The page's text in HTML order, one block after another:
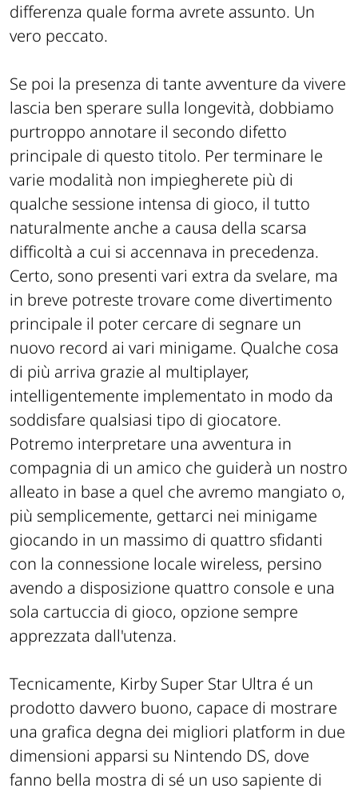
differenza quale forma avrete assunto. Un
vero peccato.
Se poi la presenza di tante avventure da vivere
lascia ben sperare sulla longevità, dobbiamo
purtroppo annotare il secondo difetto
principale di questo titolo. Per terminare le
varie modalità non impiegherete più di
qualche sessione intensa di gioco, il tutto
naturalmente anche a causa della scarsa
difficoltà a cui si accennava in precedenza.
Certo, sono presenti vari extra da svelare, ma
in breve potreste trovare come divertimento
principale il poter cercare di segnare un
nuovo record ai vari minigame. Qualche cosa
di più arriva grazie al multiplayer,
intelligentemente implementato in modo da
soddisfare qualsiasi tipo di giocatore.
Potremo interpretare una avventura in
compagnia di un amico che guiderà un nostro
alleato in base a quel che avremo mangiato o,
più semplicemente, gettarci nei minigame
giocando in un massimo di quattro sfidanti
con la connessione locale wireless, persino
avendo a disposizione quattro console e una
sola cartuccia di gioco, opzione sempre
apprezzata dall'utenza.
Tecnicamente, Kirby Super Star Ultra é un
prodotto davvero buono, capace di mostrare
una grafica degna dei migliori platform in due
dimensioni apparsi su Nintendo DS, dove
fanno bella mostra di sé un uso sapiente di